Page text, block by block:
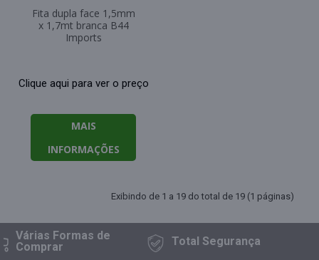
Fita dupla face 1,5mm
x 1,7mt branca B44
Imports
Clique aqui para ver o preço
MAIS
INFORMAÇÕES
Exibindo de 1 a 19 do total de 19 (1 páginas)
Formasde
TotalSegurança